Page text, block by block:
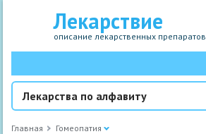
Лекарствие
описание лекарственных препаратов
Лекарства по алфавиту
Главная Гомеопатия